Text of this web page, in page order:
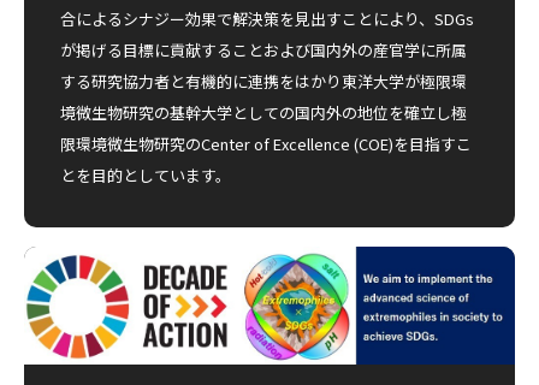
合によるシナジー効果で解決策を見出すことにより、SDGs
が掲げる目標に貢献することおよび国内外の産官学に所属
する研究協力者と有機的に連携をはかり東洋大学が極限環
境微生物研究の基幹大学としての国内外の地位を確立し極
限環境微生物研究のCenter of Excellence (COE)を目指すこ
とを目的としています。